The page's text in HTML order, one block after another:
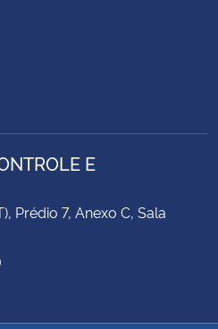
E
Prédio 7, Anexo C, Sala